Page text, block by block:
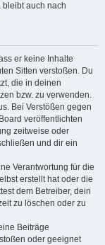
bleibt auch nach
er keine Inhalte
Sitten verstoßen. Du
die in deinen
bzw. zu verwenden.
Bei Verstößen gegen
veröffentlichten
zeitweise oder
und dir ein
Verantwortung für die
erstellt hat oder die
dem Betreiber, dein
zu löschen oder zu
Beiträge
oder geeignet